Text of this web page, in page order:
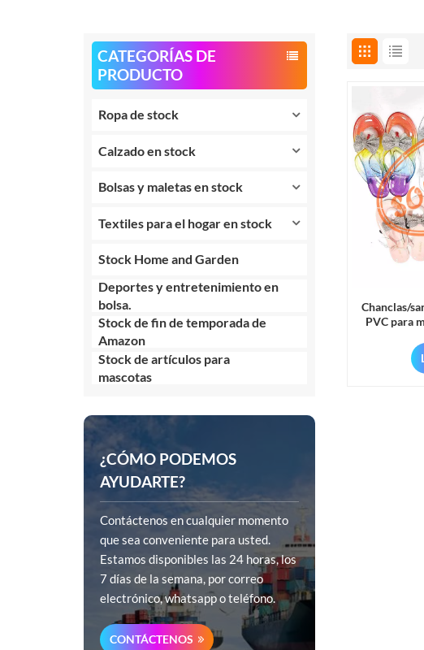
CATEGORÍAS DE
PRODUCTO
Ropa de stock
Calzado en stock
Bolsas y maletas en stock
Textiles para el hogar en stock
Stock Home and Garden
Deportes y entretenimiento en
bolsa.
Stock de fin de temporada de
Amazon
Stock de artículos para
mascotas
¿CÓMO PODEMOS
AYUDARTE?
Contáctenos en cualquier momento
que sea conveniente para usted.
Estamos disponibles las 24 horas, los
7 días de la semana, por correo
electrónico, whatsapp o teléfono.
CONTÁCTENOS
Chanclas/
PVC para